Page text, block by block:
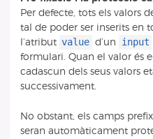
Per defecte, tots els valors
tal de poder ser inserits en
l’atribut value d’un input
formulari. Quan el valor és
cadascun dels seus valors
successivament.
No obstant, els camps
seran automàticament